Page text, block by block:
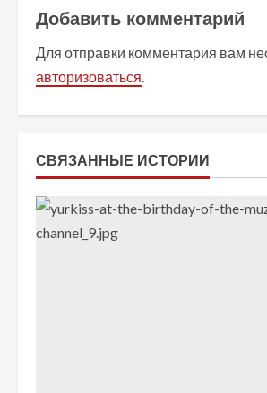
и
т
ь
ч
т
е
Добавить комментарий
Для отправки комментария вам
авторизоваться.
СВЯЗАННЫЕ ИСТОРИИ